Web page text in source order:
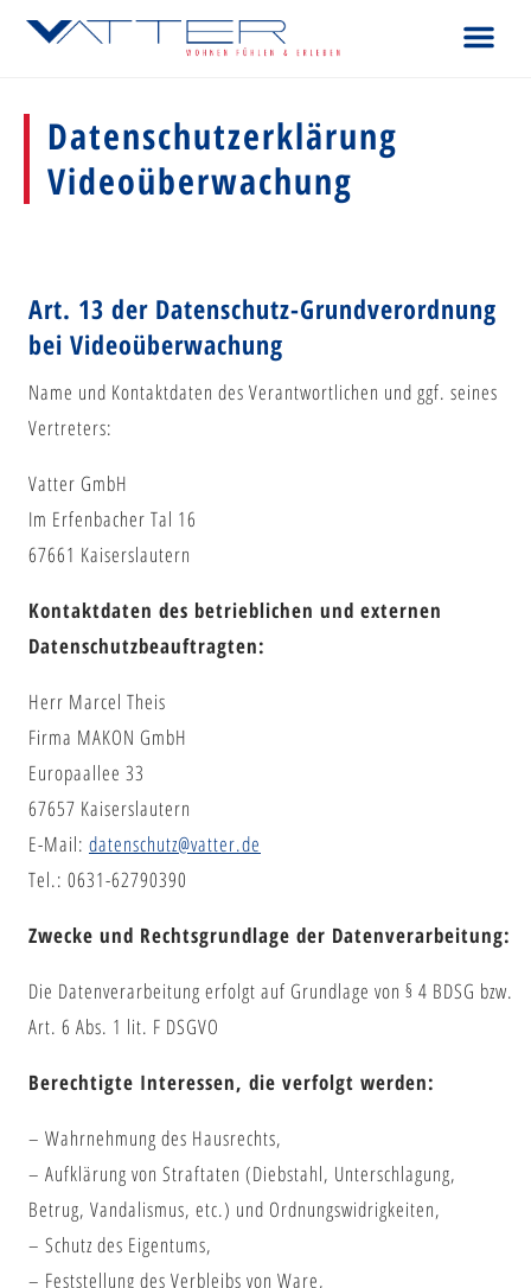
Datenschutzerklärung
Videoüberwachung
Art. 13 der Datenschutz-Grundverordnung
bei Videoüberwachung
Name und Kontaktdaten des Verantwortlichen und ggf. seines
Vertreters:
Vatter GmbH
Im Erfenbacher Tal 16
67661 Kaiserslautern
Kontaktdaten des betrieblichen und externen
Datenschutzbeauftragten:
Herr Marcel Theis
Firma MAKON GmbH
Europaallee 33
67657 Kaiserslautern
E-Mail: datenschutz@vatter.de
Tel.: 0631-62790390
Zwecke und Rechtsgrundlage der Datenverarbeitung:
Die Datenverarbeitung erfolgt auf Grundlage von § 4 BDSG bzw.
Art. 6 Abs. 1 lit. F DSGVO
Berechtigte Interessen, die verfolgt werden:
– Wahrnehmung des Hausrechts,
– Aufklärung von Straftaten (Diebstahl, Unterschlagung,
Betrug, Vandalismus, etc.) und Ordnungswidrigkeiten,
– Schutz des Eigentums,
– Feststellung des Verbleibs von Ware,